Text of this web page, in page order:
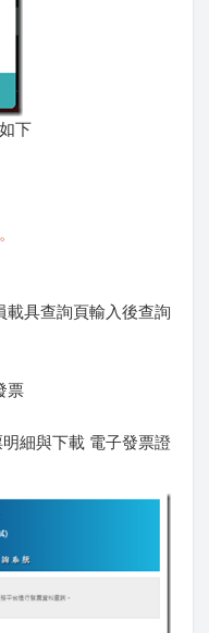
下
載具查詢頁輸入後查詢
票
細與下載 電子發票證